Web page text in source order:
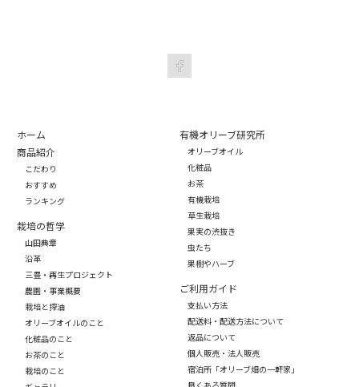
ホーム
商品紹介
こだわり
おすすめ
ランキング
栽培の哲学
山田典章
沿革
三豊・再生プロジェクト
農園・事業概要
栽培と搾油
オリーブオイルのこと
化粧品のこと
お茶のこと
栽培のこと
有機オリーブ研究所
オリーブオイル
化粧品
お茶
有機栽培
草生栽培
果実の渋抜き
虫たち
果樹やハーブ
ご利用ガイド
支払い方法
配送料・配送方法について
返品について
個人販売・法人販売
宿泊所「オリーブ畑の一軒家」